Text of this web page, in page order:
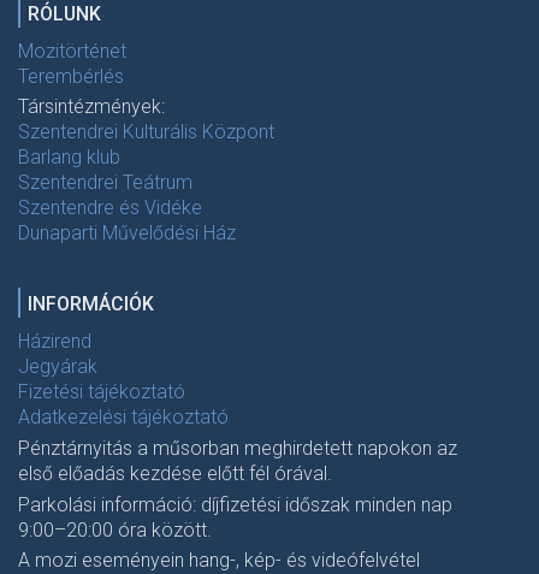
RÓLUNK
Mozitörténet
Terembérlés
Társintézmények:
Szentendrei Kulturális Központ
Barlang klub
Szentendrei Teátrum
Szentendre és Vidéke
Dunaparti Művelődési Ház
INFORMÁCIÓK
Házirend
Jegyárak
Fizetési tájékoztató
Adatkezelési tájékoztató
Pénztárnyitás a műsorban meghirdetett napokon az
első előadás kezdése előtt fél órával.
Parkolási információ: díjfizetési időszak minden nap
9:00–20:00 óra között.
A mozi eseményein hang-, kép- és videófelvétel